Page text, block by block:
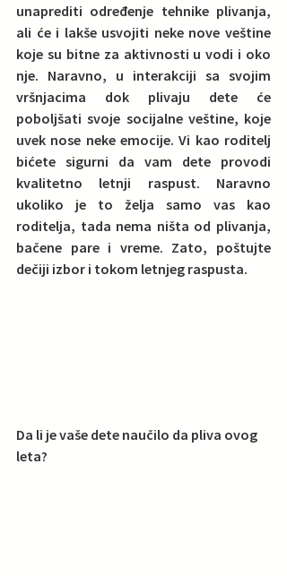
unaprediti određenje tehnike plivanja,
ali će i lakše usvojiti neke nove veštine
koje su bitne za aktivnosti u vodi i oko
nje. Naravno, u interakciji sa svojim
vršnjacima dok plivaju dete će
poboljšati svoje socijalne veštine, koje
uvek nose neke emocije. Vi kao roditelj
bićete sigurni da vam dete provodi
kvalitetno letnji raspust. Naravno
ukoliko je to želja samo vas kao
roditelja, tada nema ništa od plivanja,
bačene pare i vreme. Zato, poštujte
dečiji izbor i tokom letnjeg raspusta.
Da li je vaše dete naučilo da pliva ovog
leta?